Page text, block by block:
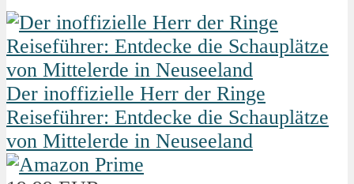
Der inoffizielle Herr der Ringe
Reiseführer: Entdecke die Schauplätze
von Mittelerde in Neuseeland